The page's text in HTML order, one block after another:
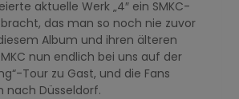
aktuelle Werk „4″ ein SMKC-
das man so noch nie zuvor
Album und ihren älteren
nun endlich bei uns auf der
Tour zu Gast, und die Fans
nach Düsseldorf.